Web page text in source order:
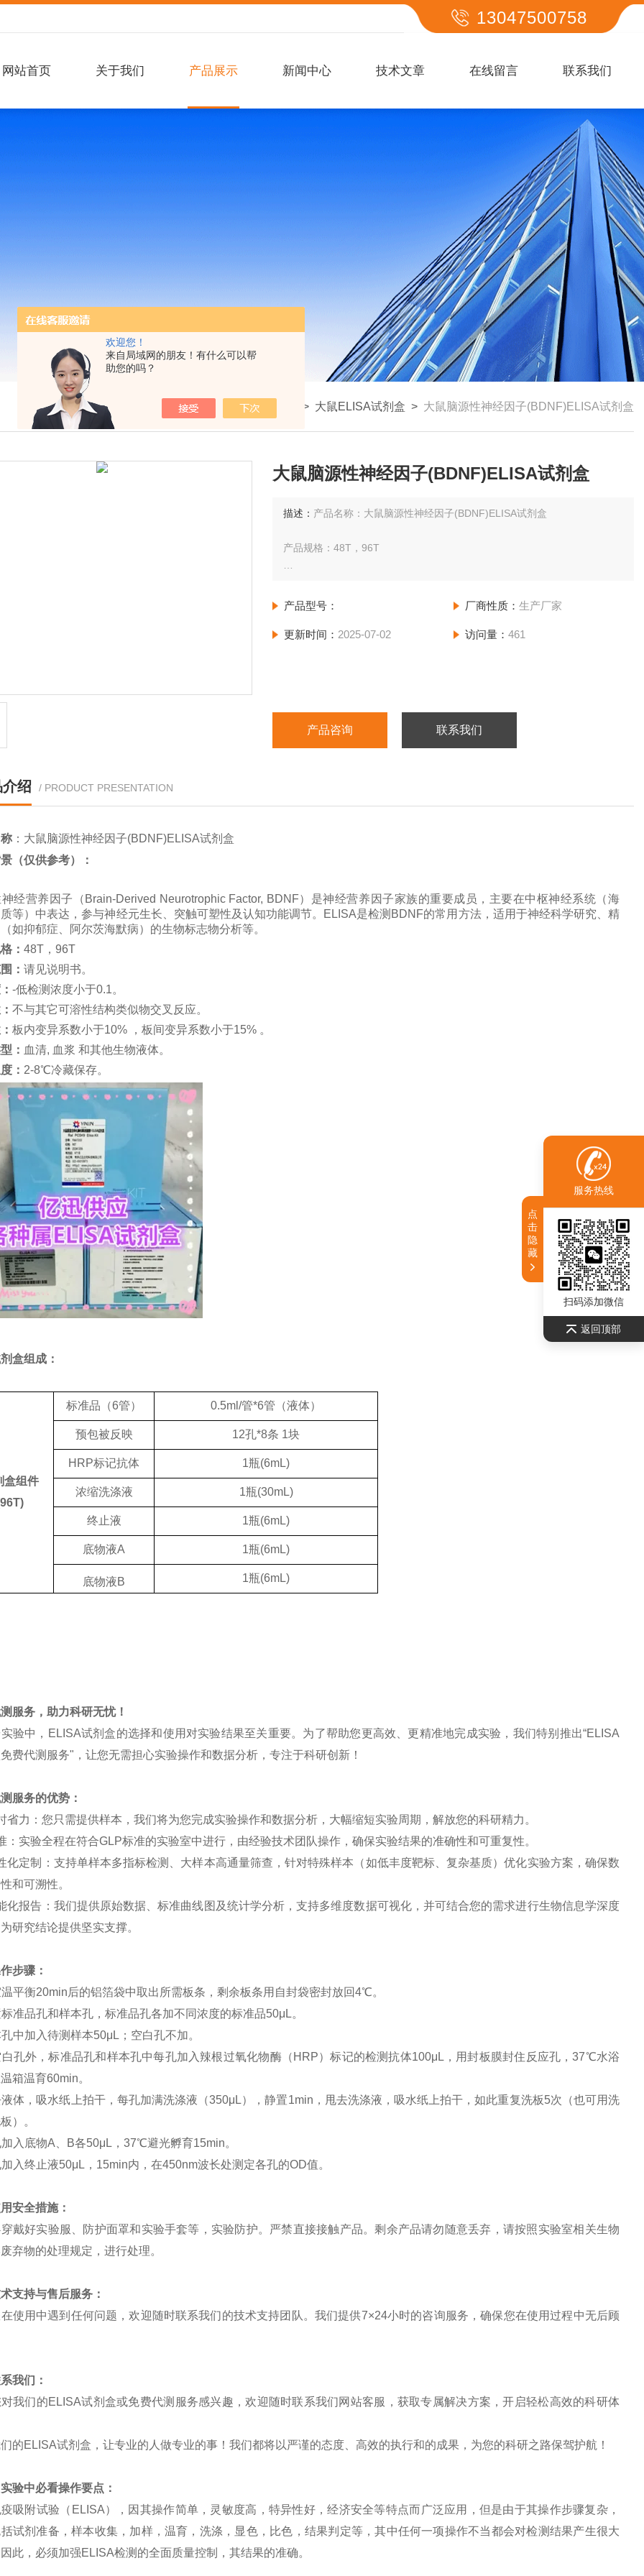
欢迎您！
来自局域网的朋友！有什么可以帮
助您的吗？
13047500758
网站首页 关于我们 产品展示 新闻中心 技术文章 在线留言 联系我们
我的位置： 产品展示 ELISA试剂盒 > 大鼠ELISA试剂盒 > 大鼠脑源性神经因子(BDNF)ELISA试剂盒
大鼠脑源性神经因子(BDNF)ELISA试剂盒
描述： 产品名称：大鼠脑源性神经因子(BDNF)ELISA试剂盒
产品规格：48T，96T
产品型号： 厂商性质： 生产厂家
更新时间： 2025-07-02 访问量： 461
产品咨询 联系我们
绍 / PRODUCT PRESENTATION
： 大鼠脑源性神经因子(BDNF)ELISA试剂盒
（仅供参考）
：
经营养因子（ Brain-Derived Neurotrophic Factor, BDNF） 是神经营养因子家族的重要成员，主要在中枢神经系统（海
等）中表达，参与神经元生长、突触可塑性及认知功能调节。
ELISA是检测BDNF的常用方法，适用于神经科学研究、精
如抑郁症、阿尔茨海默病）的生物标志物分析等。
： 48T，96T
： 请见说明书。
-低检测浓度小于0.1。
不与其它可溶性结构类似物交叉反应。
板内变异系数小于10% ，板间变异系数小于15% 。
： 血清, 血浆 和其他生物液体。
： 2-8℃冷藏保存。
盒组成：
盒组件
标准品（6管） 0.5ml/管*6管（液体）
预包被反映 12孔*8条 1块
HRP标记抗体 1瓶(6mL)
浓缩洗涤液 1瓶(30mL)
终止液 1瓶(6mL)
底物液A 1瓶(6mL)
底物液B 1瓶(6mL)
服务，助力科研无忧！
验中， ELISA试剂盒的选择和使用对实验结果至关重要。为了帮助您更高效、更精准地完成实验，我们特别推出“ELISA
费代测服务"，让您无需担心实验操作和数据分析，专注于科研创新！
服务的优势：
省力：您只需提供样本，我们将为您完成实验操作和数据分析，大幅缩短实验周期，解放您的科研精力。
：实验全程在符合GLP标准的实验室中进行，由经验技术团队操作，确保实验结果的准确性和可重复性。
化定制：支持单样本多指标检测、大样本高通量筛查，针对特殊样本（如低丰度靶标、复杂基质）优化实验方案，确保数
和可溯性。
化报告：我们提供原始数据、标准曲线图及统计学分析，支持多维度数据可视化，并可结合您的需求进行生物信息学深度
研究结论提供坚实支撑。
步骤：
平衡20min后的铝箔袋中取出所需板条，剩余板条用自封袋密封放回4℃。
准品孔和样本孔，标准品孔各加不同浓度的标准品50μ L。
中加入待测样本50μ L ；空白孔不加。
孔外，标准品孔和样本孔中每孔加入辣根过氧化物酶（ HRP）标记的检测抗体100μ L ，用封板膜封住反应孔，37℃水浴
箱温育60min。
体，吸水纸上拍干，每孔加满洗涤液（350μ L），静置1min ，甩去洗涤液，吸水纸上拍干，如此重复洗板5次（也可用洗
）。
入底物A B各50μ L ， 37℃避光孵育15min。
入终止液50μ L ， 15min内，在450nm波长处测定各孔的OD值。
安全措施：
戴好实验服、防护面罩和实验手套等，实验防护。严禁直接接触产品。剩余产品请勿随意丢弃，请按照实验室相关生物
弃物的处理规定，进行处理。
支持与售后服务：
使用中遇到任何问题，欢迎随时联系我们的技术支持团队。我们提供7×24小时的咨询服务，确保您在使用过程中无后顾
我们：
我们的ELISA试剂盒或免费代测服务感兴趣，欢迎随时联系我们网站客服，获取专属解决方案，开启轻松高效的科研体
的ELISA试剂盒，让专业的人做专业的事！我们都将以严谨的态度、高效的执行和的成果，为您的科研之路保驾护航！
验中必看操作要点：
吸附试验（ ELISA） ， 因其操作简单，灵敏度高，特异性好，经济安全等特点而广泛应用，但是由于其操作步骤复杂，
试剂准备，样本收集，加样，温育，洗涤，显色，比色，结果判定等，其中任何一项操作不当都会对检测结果产生很大
此，必须加强ELISA检测的全面质量控制，其结果的准确。
服务热线
扫码添加微信
返回顶部
点
击
隐
藏